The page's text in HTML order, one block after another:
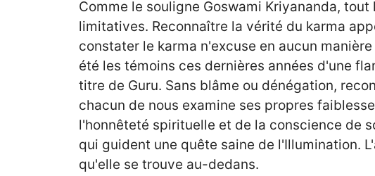
Comme le souligne Goswami Kriyananda,
limitatives. Reconnaître la vérité du karma
constater le karma n'excuse en aucun
été les témoins ces dernières années d'une
titre de Guru. Sans blâme ou dénégation,
chacun de nous examine ses propres
l'honnêteté spirituelle et de la conscience de
qui guident une quête saine de l'Illumination.
qu'elle se trouve au-dedans.